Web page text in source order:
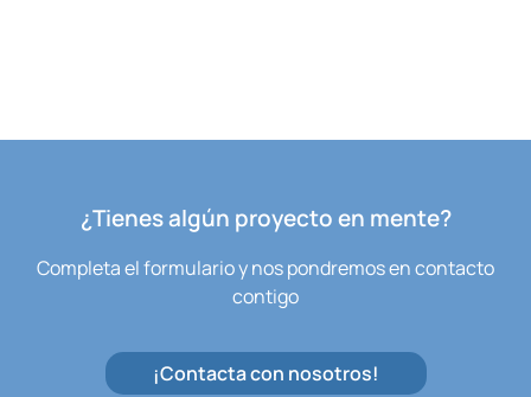
¿Tienes algún proyecto en mente?
Completa el formulario y nos pondremos en contacto
contigo
¡Contacta con nosotros!